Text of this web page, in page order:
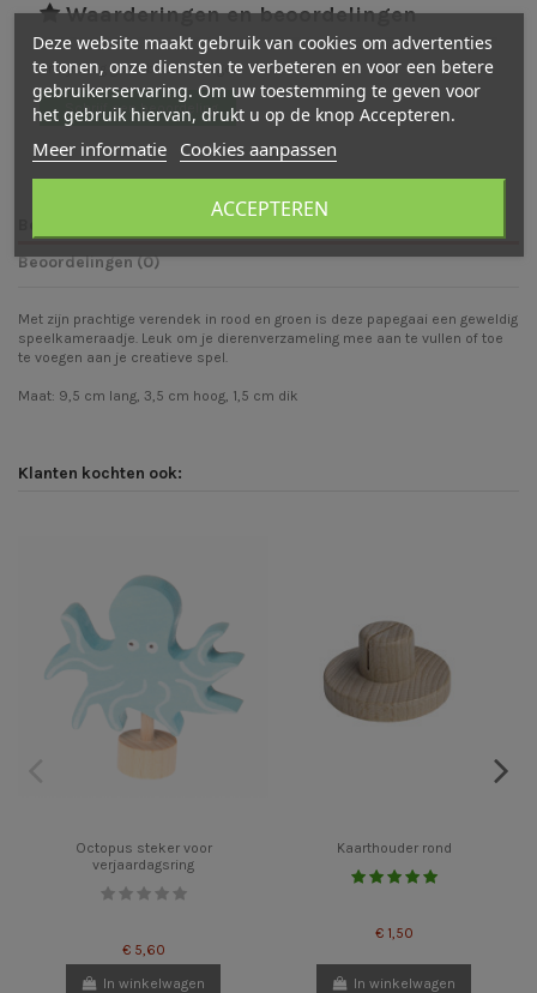
Waarderingen en beoordelingen
Er zijn nog geen beoordelingen
Schrijf een beoordeling
Beoordelingen (0)
Met zijn prachtige verendek in rood en groen is deze papegaai een geweldig
speelkameraadje. Leuk om je dierenverzameling mee aan te vullen of toe
te voegen aan je creatieve spel.
Maat: 9,5 cm lang, 3,5 cm hoog, 1,5 cm dik
Klanten kochten ook:
Octopus steker voor
verjaardagsring
€ 5,60
In winkelwagen
Kaarthouder rond
€ 1,50
In winkelwagen
Deze website maakt gebruik van cookies om advertenties
te tonen, onze diensten te verbeteren en voor een betere
gebruikerservaring. Om uw toestemming te geven voor
het gebruik hiervan, drukt u op de knop Accepteren.
Meer informatie Cookies aanpassen
ACCEPTEREN